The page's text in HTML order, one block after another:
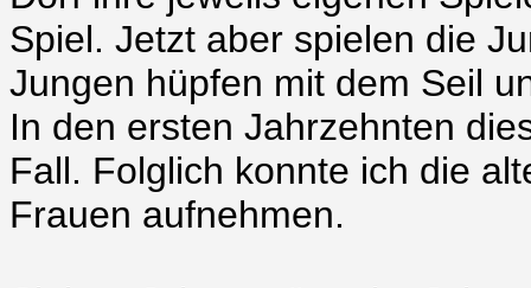
Spiel. Jetzt aber spielen die
Jungen hüpfen mit dem Seil
In den ersten Jahrzehnten
Fall. Folglich konnte ich die
Frauen aufnehmen.